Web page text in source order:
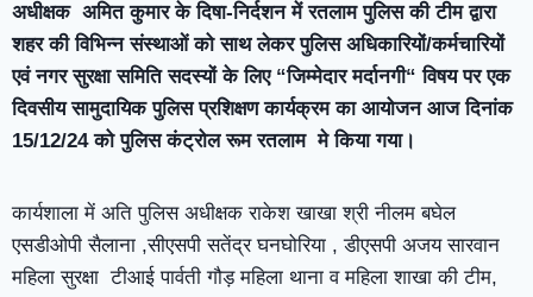
अधीक्षक अमित कुमार के दिषा-निर्दशन में रतलाम पुलिस की टीम द्वारा
शहर की विभिन्न संस्थाओं को साथ लेकर पुलिस अधिकारियों/कर्मचारियों
एवं नगर सुरक्षा समिति सदस्यों के लिए “जिम्मेदार मर्दानगी“ विषय पर एक
दिवसीय सामुदायिक पुलिस प्रशिक्षण कार्यक्रम का आयोजन आज दिनांक
15/12/24 को पुलिस कंट्रोल रूम रतलाम मे किया गया।
कार्यशाला में अति पुलिस अधीक्षक राकेश खाखा श्री नीलम बघेल
एसडीओपी सैलाना ,सीएसपी सतेंद्र घनघोरिया , डीएसपी अजय सारवान
महिला सुरक्षा टीआई पार्वती गौड़ महिला थाना व महिला शाखा की टीम,